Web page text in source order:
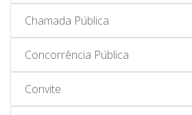
Chamada Pública
Concorrência Pública
Convite